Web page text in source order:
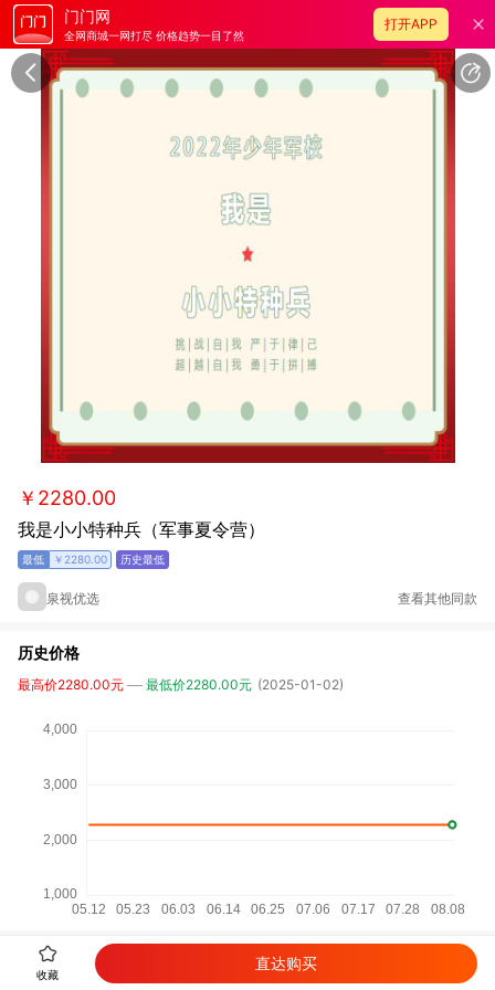
门门网
全网商城一网打尽 价格趋势一目了然
打开APP
￥2280.00
我是小小特种兵（军事夏令营）
￥2280.00
泉视优选 查看其他同款
历史价格
最高价2280.00元 最低价2280.00元 (2025-01-02)
详细参数
收藏
直达购买